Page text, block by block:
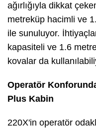
ağırlığıyla dikkat
metreküp hacimli ve
ile sunuluyor.
kapasiteli ve 1.6
kovalar da
Operatör
Plus Kabin
220X'in operatör